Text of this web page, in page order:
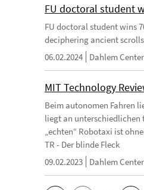
FU doctoral student
FU doctoral student wins
deciphering ancient
06.02.2024
Dahlem
MIT Technology
Beim autonomen Fahren
liegt an unterschiedlichen
„echten“ Robotaxi ist
TR - Der blinde Fleck
09.02.2023
Dahlem